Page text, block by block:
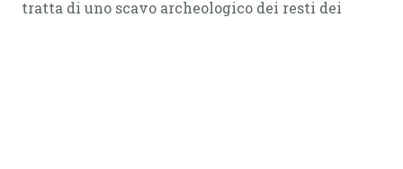
tratta di uno scavo archeologico dei resti dei